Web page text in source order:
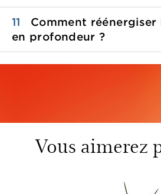
11
Comment réénergiser
en profondeur ?
Vous aimerez